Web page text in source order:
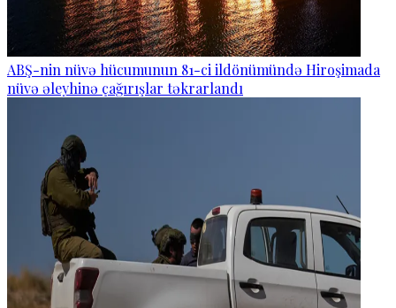
ABŞ-nin nüvə hücumunun 81-ci ildönümündə Hiroşimada
nüvə əleyhinə çağırışlar təkrarlandı